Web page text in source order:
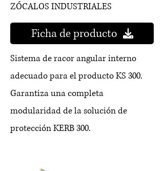
ZÓCALOS INDUSTRIALES
Ficha de producto
Sistema de racor angular interno
adecuado para el producto KS 300.
Garantiza una completa
modularidad de la solución de
protección KERB 300.